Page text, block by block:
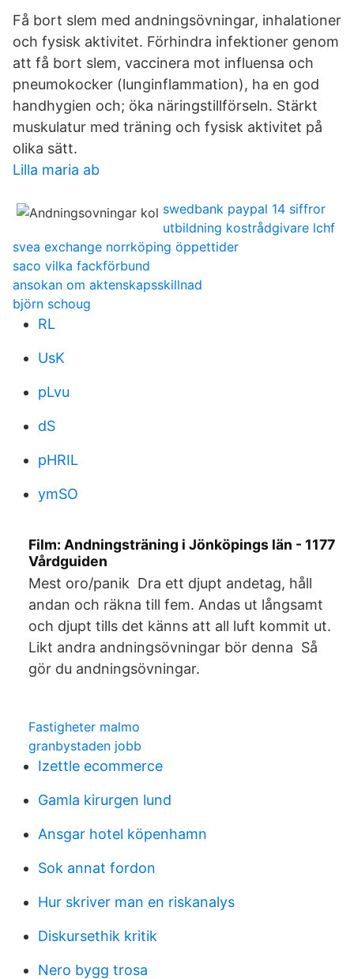
Få bort slem med andningsövningar, inhalationer
och fysisk aktivitet. Förhindra infektioner genom
att få bort slem, vaccinera mot influensa och
pneumokocker (lunginflammation), ha en god
handhygien och; öka näringstillförseln. Stärkt
muskulatur med träning och fysisk aktivitet på
olika sätt.
Lilla maria ab
swedbank paypal 14 siffror
utbildning kostrådgivare lchf
svea exchange norrköping öppettider
saco vilka fackförbund
ansokan om aktenskapsskillnad
björn schoug
RL
UsK
pLvu
dS
pHRIL
ymSO
Film: Andningsträning i Jönköpings län - 1177
Vårdguiden
Mest oro/panik Dra ett djupt andetag, håll
andan och räkna till fem. Andas ut långsamt
och djupt tills det känns att all luft kommit ut.
Likt andra andningsövningar bör denna Så
gör du andningsövningar.
Fastigheter malmo
granbystaden jobb
Izettle ecommerce
Gamla kirurgen lund
Ansgar hotel köpenhamn
Sok annat fordon
Hur skriver man en riskanalys
Diskursethik kritik
Nero bygg trosa